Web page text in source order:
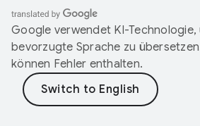
Google verwendet KI-Technologie,
bevorzugte Sprache zu
können Fehler enthalten.